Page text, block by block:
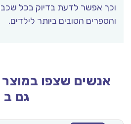
וכך אפשר לדעת בדיוק בכל
והספרים הטובים ביותר לילדים.
אנשים שצפו במוצר
גם ב